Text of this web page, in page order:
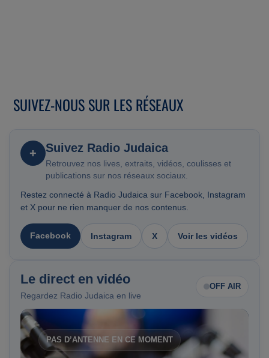
SUIVEZ-NOUS SUR LES RÉSEAUX
+ Suivez Radio Judaica
Retrouvez nos lives, extraits, vidéos, coulisses et
publications sur nos réseaux sociaux.
Restez connecté à Radio Judaica sur Facebook, Instagram
et X pour ne rien manquer de nos contenus.
Facebook Instagram X Voir les vidéos
Le direct en vidéo
Regardez Radio Judaica en live
OFF AIR
PAS D’ANTENNE EN CE MOMENT